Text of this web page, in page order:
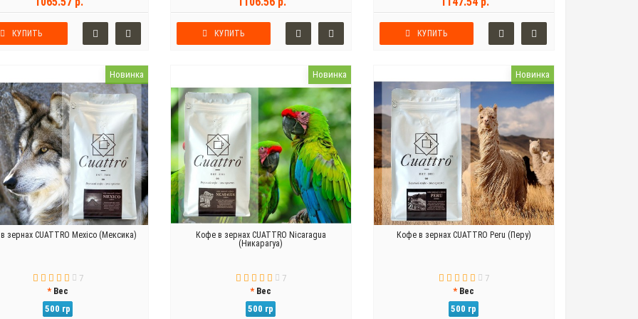
КУПИТЬ КУПИТЬ КУПИТЬ
Новинка
зернах CUATTRO Mexico (Мексика)
7
Вес
500 гр
Новинка
Кофе в зернах CUATTRO Nicaragua
(Никарагуа)
7
Вес
500 гр
Новинка
Кофе в зернах CUATTRO Peru (Перу)
7
Вес
500 гр